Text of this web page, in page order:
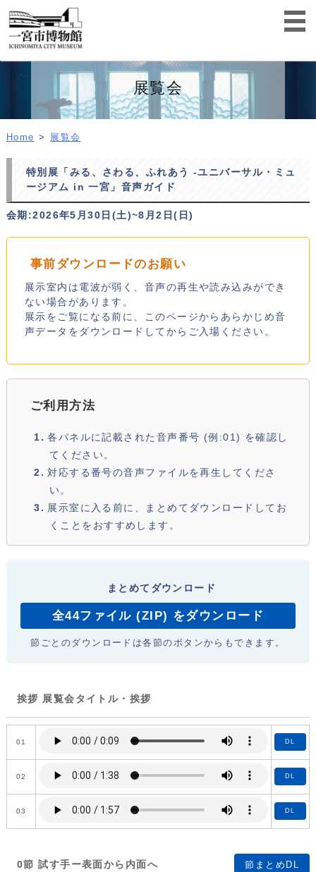
展覧会
Home 展覧会
特別展「みる、さわる、ふれあう -ユニバーサル・ミュ
ージアム in 一宮」音声ガイド
会期:2026年5月30日(土)~8月2日(日)
事前ダウンロードのお願い
展示室内は電波が弱く、音声の再生や読み込みができ
ない場合があります。
展示をご覧になる前に、このページからあらかじめ音
声データをダウンロードしてからご入場ください。
ご利用方法
各パネルに記載された音声番号 (例:01) を確認し
てください。
対応する番号の音声ファイルを再生してくださ
い。
展示室に入る前に、まとめてダウンロードしてお
くことをおすすめします。
まとめてダウンロード
全44ファイル (ZIP) をダウンロード
節ごとのダウンロードは各節のボタンからもできます。
挨拶 展覧会タイトル・挨拶
01 DL
02 DL
03 DL
0節 試す手ー表面から内面へ 節まとめDL